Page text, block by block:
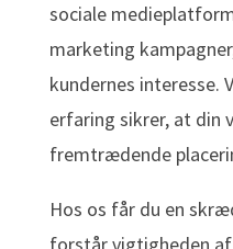
sociale
marketing
kundernes interesse.
erfaring sikrer, at din
fremtrædende
Hos os får du en